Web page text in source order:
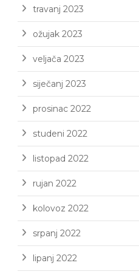
travanj 2023
ožujak 2023
veljača 2023
siječanj 2023
prosinac 2022
studeni 2022
listopad 2022
rujan 2022
kolovoz 2022
srpanj 2022
lipanj 2022